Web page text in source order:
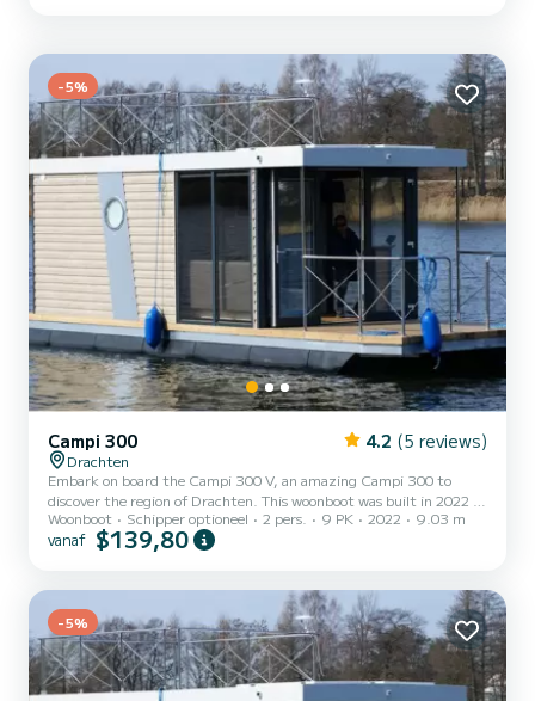
Buitenboordmotor, Boegschroef, TV, Zonnepaneel...
-5%
Campi 300 4.2 (5 reviews)
Drachten
Embark on board the Campi 300 V, an amazing Campi 300 to
discover the region of Drachten. This woonboot was built in 2022 to
ensure complete comfort and performance at sea. The boat has 1
cabins with all comfort and a capacity of 2 people. With an overall
comfort heeft Campi 300 V 1 toilet met douche Het heeft de
volgende uitrusting: Buitenboordmotor, TV, Zon...
Woonboot Schipper optioneel 2 pers. 9 PK 2022 9.03 m
vanaf $139,80
-5%